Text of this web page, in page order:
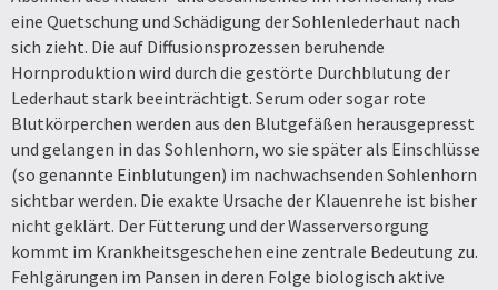
eine Quetschung und Schädigung der Sohlenlederhaut nach
sich zieht. Die auf Diffusionsprozessen beruhende
Hornproduktion wird durch die gestörte Durchblutung der
Lederhaut stark beeinträchtigt. Serum oder sogar rote
Blutkörperchen werden aus den Blutgefäßen herausgepresst
und gelangen in das Sohlenhorn, wo sie später als Einschlüsse
(so genannte Einblutungen) im nachwachsenden Sohlenhorn
sichtbar werden. Die exakte Ursache der Klauenrehe ist bisher
nicht geklärt. Der Fütterung und der Wasserversorgung
kommt im Krankheitsgeschehen eine zentrale Bedeutung zu.
Fehlgärungen im Pansen in deren Folge biologisch aktive